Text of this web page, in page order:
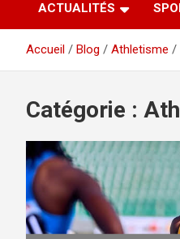
ACTUALITÉS
Accueil Blog Athletisme
Catégorie :